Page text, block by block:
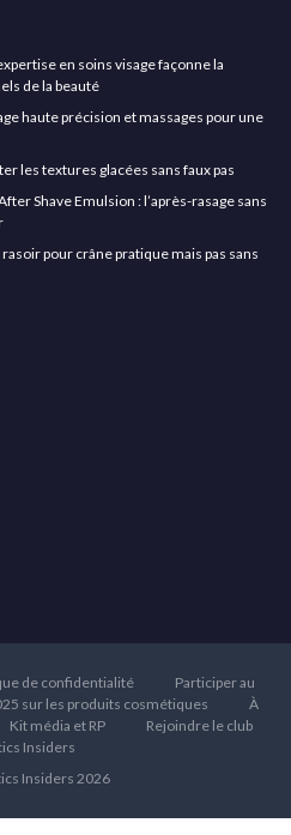
en soins visage façonne la
de la beauté
haute précision et massages pour une
les textures glacées sans faux pas
Shave Emulsion : l’après-rasage sans
pour crâne pratique mais pas sans
de confidentialité
Participer au
sur les produits cosmétiques
À
Kit média et RP
Rejoindre le club
Insiders
Insiders 2026